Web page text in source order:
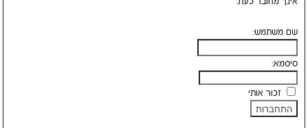
שם משתמש:
סיסמא:
זכור אותי